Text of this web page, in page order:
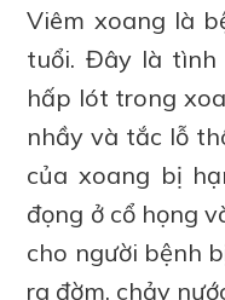
Viêm xoang là
tuổi. Đây là tình
hấp lót trong
nhầy và tắc lỗ
của xoang bị
đọng ở cổ họng
cho người bệnh
ra đờm, chảy